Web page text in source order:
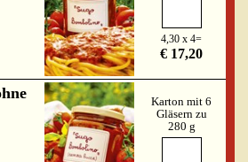
4,30 x 4=
€ 17,20
Karton mit 6
Gläsern zu
280 g